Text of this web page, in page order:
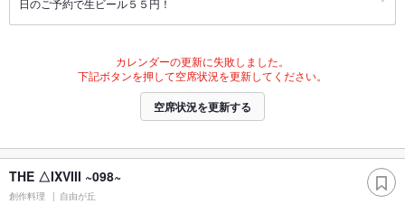
日のご予約で生ビール５５円！
カレンダーの更新に失敗しました。
下記ボタンを押して空席状況を更新してください。
空席状況を更新する
THE △IXVIII ~098~
創作料理 自由が丘